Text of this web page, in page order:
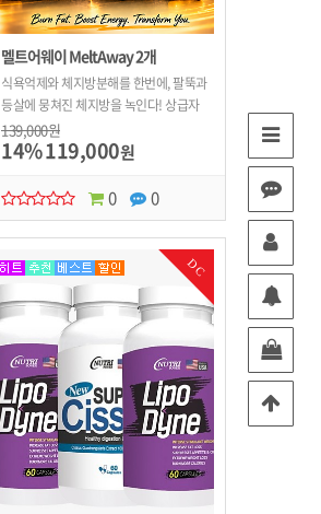
멜트어웨이 MeltAway 2개
식욕억제와 체지방분해를 한번에, 팔뚝과
등살에 뭉쳐진 체지방을 녹인다! 상급자
에게 해당하는 식욕억제효과까지~
139,000원
14%119,000원
0
0
DC